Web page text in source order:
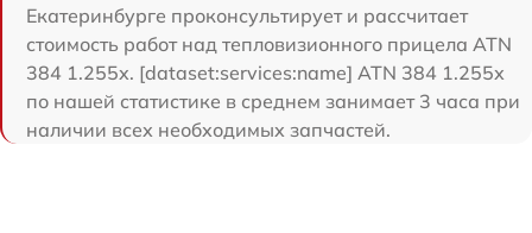
Екатеринбурге проконсультирует и рассчитает
стоимость работ над тепловизионного прицела ATN
384 1.255х. [dataset:services:name] ATN 384 1.255х
по нашей статистике в среднем занимает 3 часа при
наличии всех необходимых запчастей.